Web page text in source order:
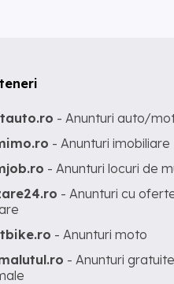
- Anunturi auto/
- Anunturi imobiliare
- Anunturi locuri de
- Anunturi cu
- Anunturi moto
- Anunturi gratuite